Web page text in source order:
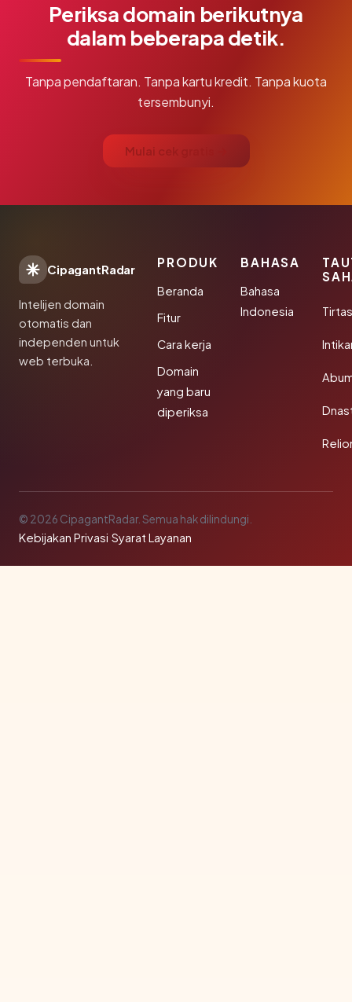
Periksa domain berikutnya
dalam beberapa detik.
Tanpa pendaftaran. Tanpa kartu kredit. Tanpa kuota
tersembunyi.
Mulai cek gratis →
CipagantRadar
Intelijen domain
otomatis dan
independen untuk
web terbuka.
PRODUK
Beranda
Fitur
Cara kerja
Domain
yang baru
diperiksa
BAHASA
Bahasa
Indonesia
© 2026 CipagantRadar. Semua hak dilindungi.
Kebijakan Privasi·Syarat Layanan